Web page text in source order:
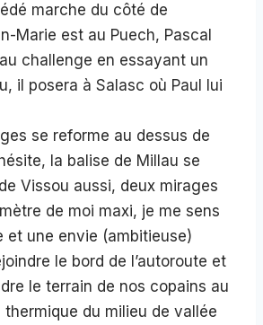
marche du côté de
Marie est au Puech, Pascal
challenge en essayant un
il posera à Salasc où Paul lui
se reforme au dessus de
la balise de Millau se
Vissou aussi, deux mirages
de moi maxi, je me sens
et une envie (ambitieuse)
le bord de l’autoroute et
le terrain de nos copains au
thermique du milieu de vallée